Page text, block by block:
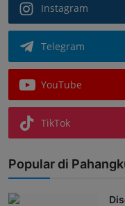
Instagram
Telegram
YouTube
TikTok
Popular di